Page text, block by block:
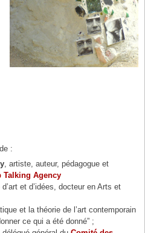
:
, artiste, auteur, pédagogue et
Talking Agency
et d’idées, docteur en Arts et
et la théorie de l’art contemporain
ce qui a été donné” ;